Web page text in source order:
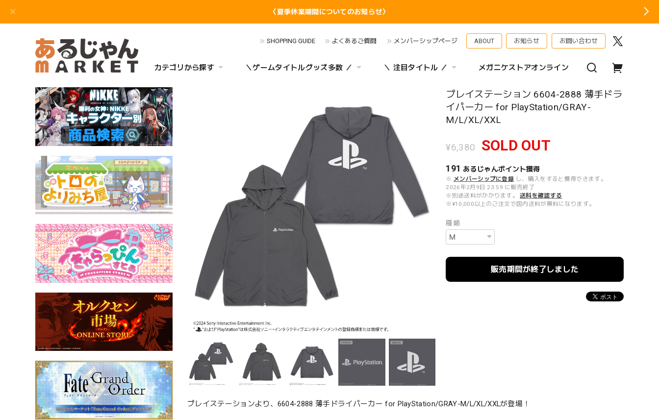
〈夏季休業期間についてのお知らせ〉
SHOPPING GUIDE よくあるご質問 メンバーシップページ ABOUT お知らせ お問い合わせ
カテゴリから探す ＼ゲームタイトルグッズ多数 ／ ＼ 注目タイトル ／ メガニケストアオンライン
プレイステーション 6604-2888 薄手ドラ
イパーカー for PlayStation/GRAY-
M/L/XL/XXL
¥6,380 SOLD OUT
191 あるじゃんポイント獲得
※ メンバーシップに登録 し、購入をすると獲得できます。
2026年2月9日 23:59 に販売終了
※別途送料がかかります。
送料を確認する
※¥10,000以上のご注文で国内送料が無料になります。
種類
販売期間が終了しました
プレイステーションより、6604-2888 薄手ドライパーカー for PlayStation/GRAY-M/L/XL/XXLが登場！